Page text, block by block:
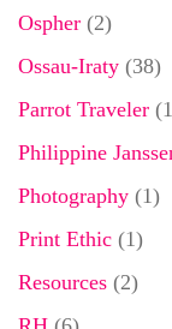
Ospher (2)
Ossau-Iraty (38)
Parrot Traveler
Philippine
Photography (1)
Print Ethic (1)
Resources (2)